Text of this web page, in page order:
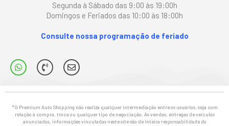
Segunda à Sábado das 9:00 às 19:00h
Domingos e Feriados das 10:00 às 18:00h
Consulte nossa programação de feriado
*O Premium Auto Shopping não realiza qualquer intermediação entre os usuários, seja com
relação à compra, troca ou qualquer tipo de negociação. As vendas, entregas de veículos
anunciados, informações vinculadas neste site são de inteira responsabilidade do